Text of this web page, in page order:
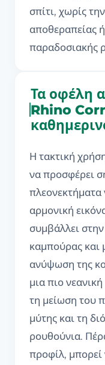
σπίτι, χωρίς
αποθεραπείας
παραδοσιακής
Τα οφέλη
Rhino
Η τακτική
να προσφέρει
πλεονεκτήματα
αρμονική
συμβάλλει
καμπούρας και
ανύψωση της
μια πιο
τη μείωση του
μύτης και τη
ρουθούνια.
προφίλ, μπορεί